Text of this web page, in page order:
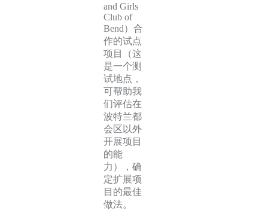
and Girls
Club of
Bend）合
作的试点
项目（这
是一个测
试地点，
可帮助我
们评估在
波特兰都
会区以外
开展项目
的能
力），确
定扩展项
目的最佳
做法。